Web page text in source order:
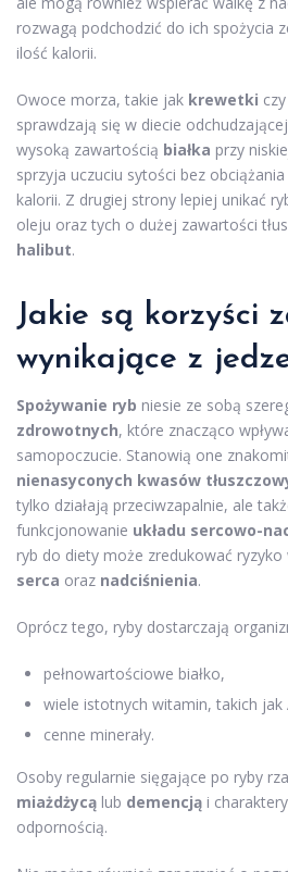
rozwagą podchodzić do ich spożycia
ilość kalorii.
Owoce morza, takie jak krewetki czy
sprawdzają się w diecie
wysoką zawartością białka przy
sprzyja uczuciu sytości bez
kalorii. Z drugiej strony lepiej unikać
oleju oraz tych o dużej zawartości
halibut.
Jakie są korzyści
wynikające z
Spożywanie ryb niesie ze sobą
zdrowotnych, które znacząco
samopoczucie. Stanowią one
nienasyconych kwasów
tylko działają przeciwzapalnie, ale
funkcjonowanie układu sercowo-
ryb do diety może zredukować ryzyko
serca oraz nadciśnienia.
Oprócz tego, ryby dostarczają
pełnowartościowe białko,
wiele istotnych witamin, takich jak
cenne minerały.
Osoby regularnie sięgające po ryby
miażdżycą lub demencją i
odpornością.